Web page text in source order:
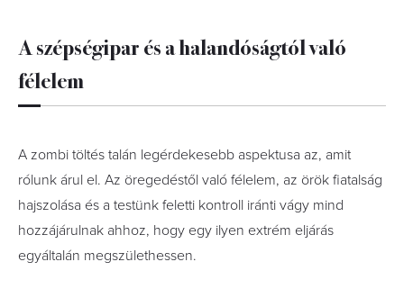
A szépségipar és a halandóságtól való
félelem
A zombi töltés talán legérdekesebb aspektusa az, amit
rólunk árul el. Az öregedéstől való félelem, az örök fiatalság
hajszolása és a testünk feletti kontroll iránti vágy mind
hozzájárulnak ahhoz, hogy egy ilyen extrém eljárás
egyáltalán megszülethessen.